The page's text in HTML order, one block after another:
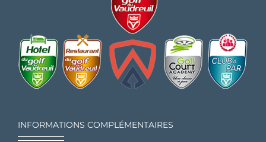
INFORMATIONS COMPLÉMENTAIRES